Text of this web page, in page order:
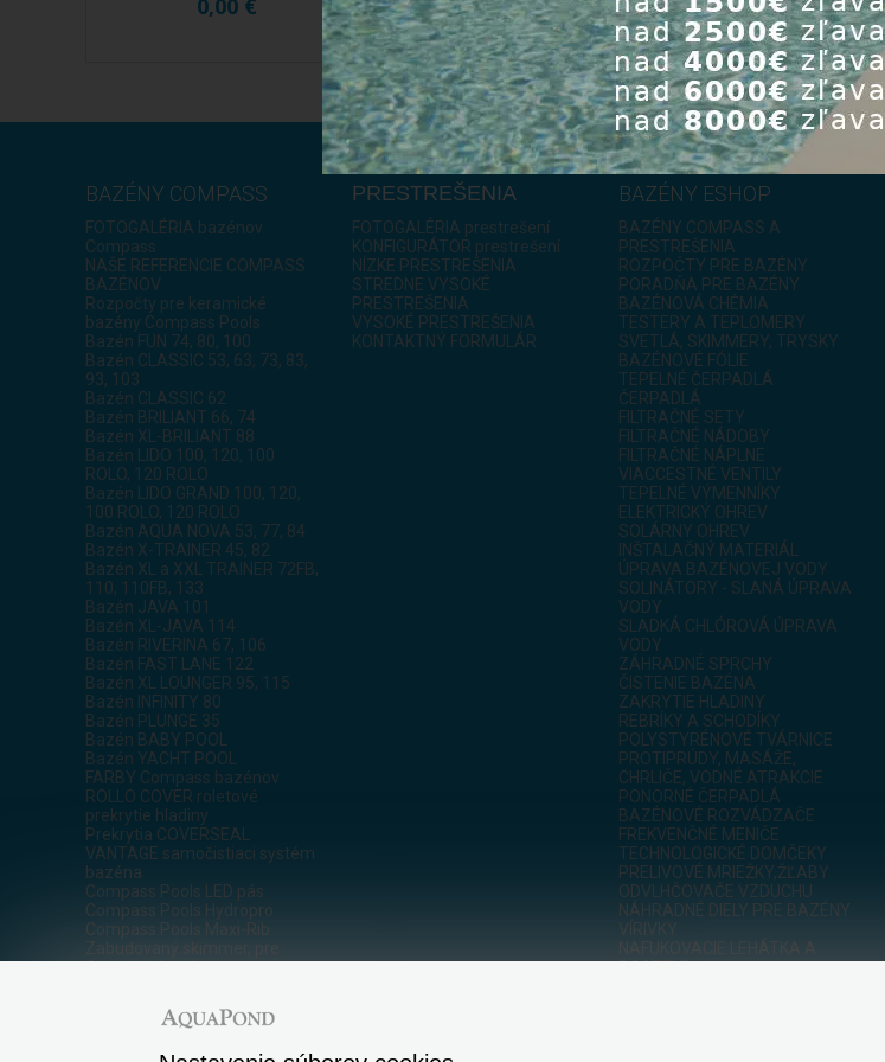
BAZÉNY COMPASS
FOTOGALÉRIA bazénov
Compass
NAŠE REFERENCIE COMPASS
BAZÉNOV
Rozpočty pre keramické
bazény Compass Pools
Bazén FUN 74, 80, 100
Bazén CLASSIC 53, 63, 73, 83,
93, 103
Bazén CLASSIC 62
Bazén BRILIANT 66, 74
Bazén XL-BRILIANT 88
Bazén LIDO 100, 120, 100
ROLO, 120 ROLO
Bazén LIDO GRAND 100, 120,
100 ROLO, 120 ROLO
Bazén AQUA NOVA 53, 77, 84
Bazén X-TRAINER 45, 82
Bazén XL a XXL TRAINER 72FB,
110, 110FB, 133
Bazén JAVA 101
Bazén XL-JAVA 114
Bazén RIVERINA 67, 106
Bazén FAST LANE 122
Bazén XL LOUNGER 95, 115
Bazén INFINITY 80
Bazén PLUNGE 35
Bazén BABY POOL
Bazén YACHT POOL
FARBY Compass bazénov
ROLLO COVER roletové
prekrytie hladiny
Prekrytia COVERSEAL
VANTAGE samočistiaci systém
bazéna
Compass Pools LED pás
Compass Pools Hydropro
Compass Pools Maxi-Rib
Zabudovaný skimmer, pre
Compass bazény
PRESTREŠENIA
FOTOGALÉRIA prestrešení
KONFIGURÁTOR prestrešení
NÍZKE PRESTREŠENIA
STREDNE VYSOKÉ
PRESTREŠENIA
VYSOKÉ PRESTREŠENIA
KONTAKTNÝ FORMULÁR
BAZÉNY ESHOP
BAZÉNY COMPASS A
PRESTREŠENIA
ROZPOČTY PRE BAZÉNY
PORADŇA PRE BAZÉNY
BAZÉNOVÁ CHÉMIA
TESTERY A TEPLOMERY
SVETLÁ, SKIMMERY, TRYSKY
BAZÉNOVÉ FÓLIE
TEPELNÉ ČERPADLÁ
ČERPADLÁ
FILTRAČNÉ SETY
FILTRAČNÉ NÁDOBY
FILTRAČNÉ NÁPLNE
VIACCESTNÉ VENTILY
TEPELNÉ VÝMENNÍKY
ELEKTRICKÝ OHREV
SOLÁRNY OHREV
INŠTALAČNÝ MATERIÁL
ÚPRAVA BAZÉNOVEJ VODY
SOLINÁTORY - SLANÁ ÚPRAVA
VODY
SLADKÁ CHLÓROVÁ ÚPRAVA
VODY
ZÁHRADNÉ SPRCHY
ČISTENIE BAZÉNA
ZAKRYTIE HLADINY
REBRÍKY A SCHODÍKY
POLYSTYRÉNOVÉ TVÁRNICE
PROTIPRÚDY, MASÁŽE,
CHRLIČE, VODNÉ ATRAKCIE
PONORNÉ ČERPADLÁ
BAZÉNOVÉ ROZVÁDZAČE
FREKVENČNÉ MENIČE
TECHNOLOGICKÉ DOMČEKY
PRELIVOVÉ MRIEŽKY,ŽĽABY
ODVLHČOVAČE VZDUCHU
NÁHRADNÉ DIELY PRE BAZÉNY
VÍRIVKY
NAFUKOVACIE LEHÁTKA A
POSTELE